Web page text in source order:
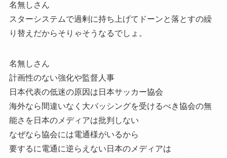
名無しさん
スターシステムで過剰に持ち上げてドーンと落とすの繰
り替えだからそりゃそうなるでしょ。
名無しさん
計画性のない強化や監督人事
日本代表の低迷の原因は日本サッカー協会
海外なら間違いなく大バッシングを受けるべき協会の無
能さを日本のメディアは批判しない
なぜなら協会には電通様がいるから
要するに電通に逆らえない日本のメディアは